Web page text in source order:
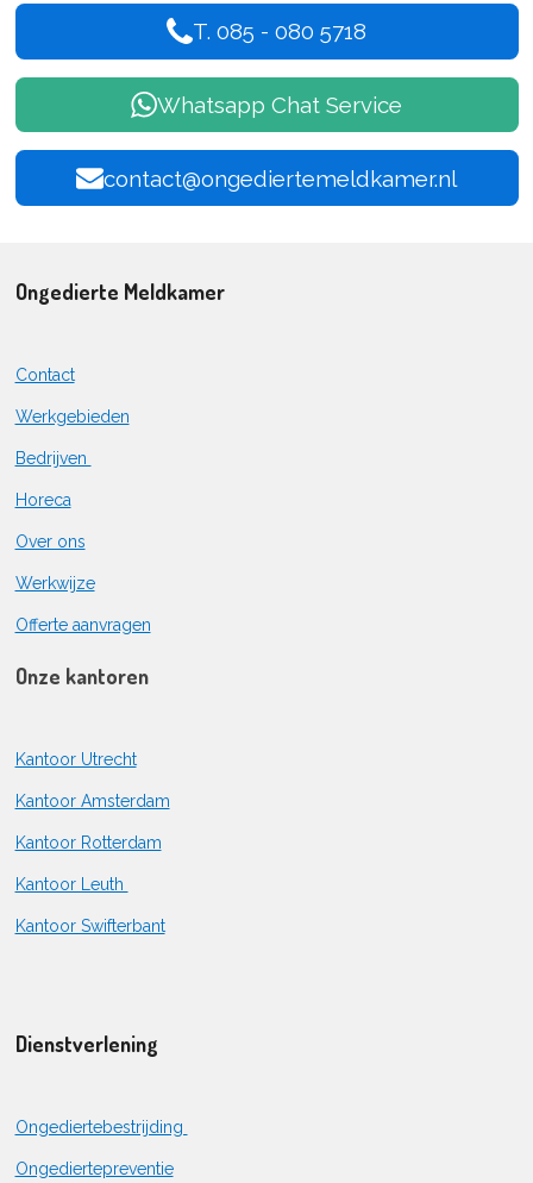
T. 085 - 080 5718
Whatsapp Chat Service
contact@ongediertemeldkamer.nl
Ongedierte Meldkamer
Contact
Werkgebieden
Bedrijven
Horeca
Over ons
Werkwijze
Offerte aanvragen
Onze kantoren
Kantoor Utrecht
Kantoor Amsterdam
Kantoor Rotterdam
Kantoor Leuth
Kantoor Swifterbant
Dienstverlening
Ongediertebestrijding
Ongediertepreventie